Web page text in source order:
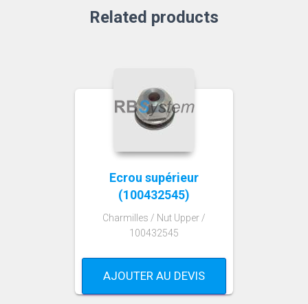
Related products
Ecrou supérieur
(100432545)
Charmilles / Nut Upper /
100432545
AJOUTER AU DEVIS